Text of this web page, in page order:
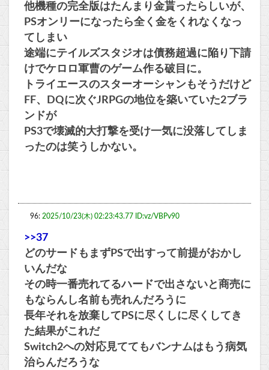
他機種の完全版はたんまり金貰ったらしいが、
PSオンリーになったら全く金をくれなくなっ
てしまい
途端にテイルズスタジオは債務超過に陥り下請
けでケロロ軍曹のゲーム作る破目に。
トライエースのスターオーシャンもそうだけど
FF、DQに次ぐJRPGの地位を築いていた2ブラ
ンドが
PS3で壊滅的大打撃を受け一気に没落してしま
ったのは笑うしかない。
96: 2025/10/23(木) 02:23:43.77 ID:vz/VBPv90
>>37
どのサードもまずPSで出すって前提がおかし
いんだな
その時一番売れてるハードで出さないと商売に
もならんし名前も売れんだろうに
長年それを放棄してPSに尽くしに尽くしてき
た結果がこれだ
Switch2への対応見ててもバンナムはもう病気
治らんだろうな